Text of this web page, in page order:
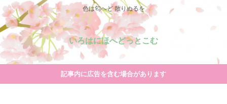
色は匂へど 散りぬるを
いろはにほへどっとこむ
記事内に広告を含む場合があります